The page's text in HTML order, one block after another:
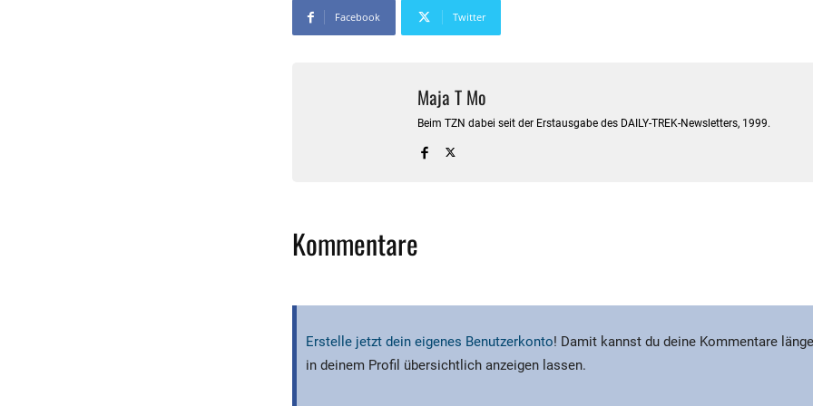
Facebook Twitter
Maja T Mo
Beim TZN dabei seit der Erstausgabe des DAILY-TREK-Newsletters, 1999.
Kommentare
Erstelle jetzt dein eigenes Benutzerkonto! Damit kannst du deine Kommentare
in deinem Profil übersichtlich anzeigen lassen.